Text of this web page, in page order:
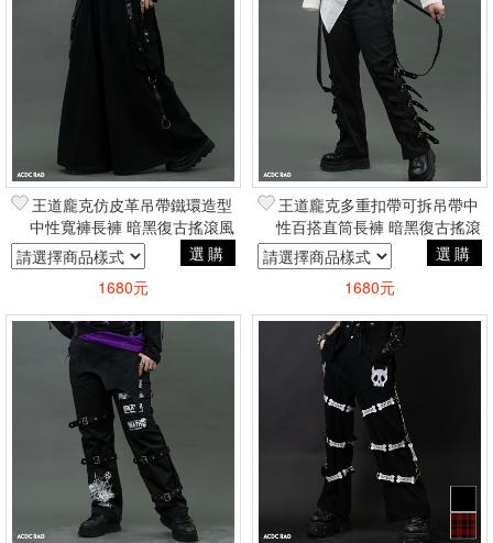
王道龐克仿皮革吊帶鐵環造型
中性寬褲長褲 暗黑復古搖滾風
品牌ACDC RAG台灣總代理
選購
1680元
王道龐克多重扣帶可拆吊帶中
性百搭直筒長褲 暗黑復古搖滾
風 品牌ACDC RAG台灣總代
理
選購
1680元